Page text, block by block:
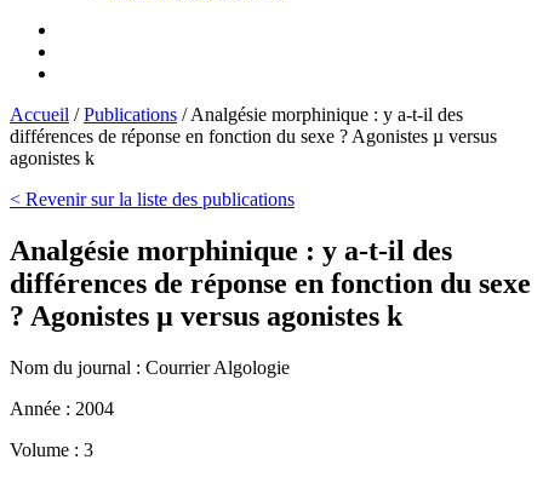
Accueil /Publications /Analgésie morphinique : y a-t-il des
différences de réponse en fonction du sexe ? Agonistes µ versus
agonistes k
< Revenir sur la liste des publications
Analgésie morphinique : y a-t-il des
différences de réponse en fonction du sexe
? Agonistes µ versus agonistes k
Nom du journal : Courrier Algologie
Année : 2004
Volume : 3